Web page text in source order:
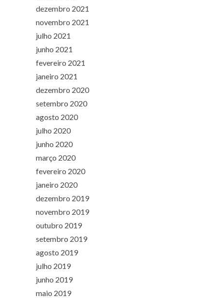
dezembro 2021
novembro 2021
julho 2021
junho 2021
fevereiro 2021
janeiro 2021
dezembro 2020
setembro 2020
agosto 2020
julho 2020
junho 2020
março 2020
fevereiro 2020
janeiro 2020
dezembro 2019
novembro 2019
outubro 2019
setembro 2019
agosto 2019
julho 2019
junho 2019
maio 2019